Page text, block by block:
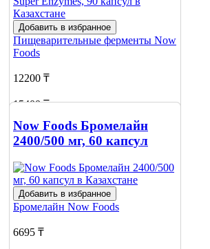
Добавить в избранное
Пищеварительные ферменты Now
Foods
12200 ₸
15400 ₸
Добавить в корзину
Now Foods Бромелайн
2400/500 мг, 60 капсул
Добавить в избранное
Бромелайн Now Foods
6695 ₸